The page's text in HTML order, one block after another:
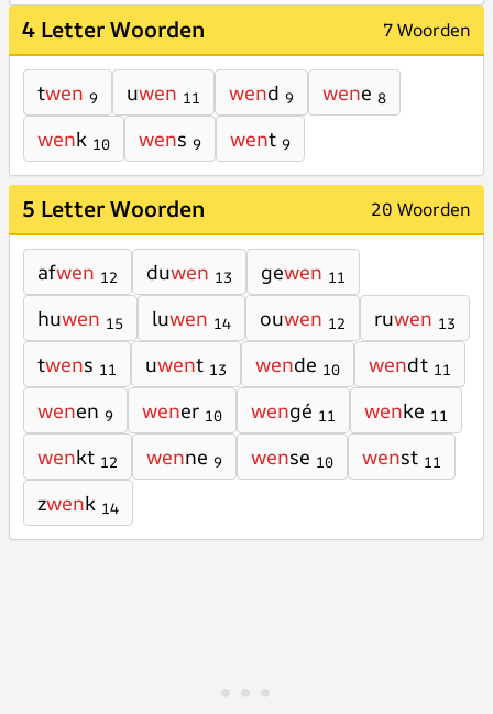
4 Letter Woorden 7 Woorden
twen 9 uwen 11 wend 9 wene 8
wenk 10 wens 9 went 9
5 Letter Woorden 20 Woorden
afwen 12 duwen 13 gewen 11
huwen 15 luwen 14 ouwen 12 ruwen 13
twens 11 uwent 13 wende 10 wendt 11
wenen 9 wener 10 wengé 11 wenke 11
wenkt 12 wenne 9 wense 10 wenst 11
zwenk 14